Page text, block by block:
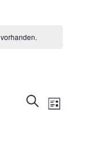
SUCHE
LISTE